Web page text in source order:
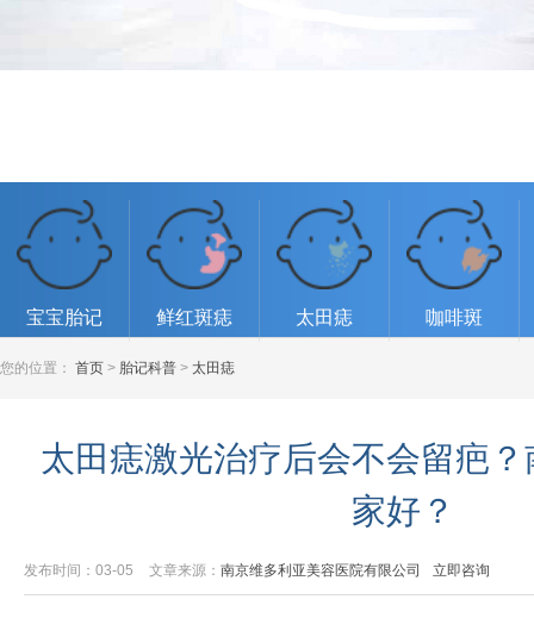
宝宝胎记 鲜红斑痣 太田痣 咖啡斑
您的位置： 首页 > 胎记科普 > 太田痣
太田痣激光治疗后会不会留疤
家好？
发布时间：03-05 文章来源： 南京维多利亚美容医院有限公司 立即咨询